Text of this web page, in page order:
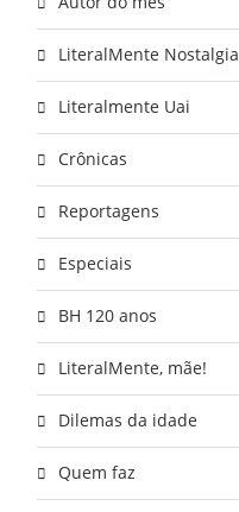
LiteralMente Nostalgia
Literalmente Uai
Crônicas
Reportagens
Especiais
BH 120 anos
LiteralMente, mãe!
Dilemas da idade
Quem faz